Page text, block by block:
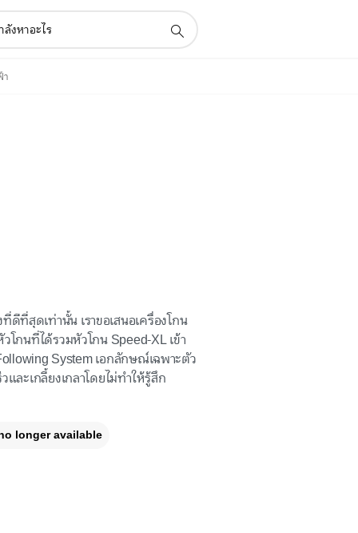
ที่สุดเท่านั้น เราขอเสนอเครื่องโกน
กนที่ได้รวมหัวโกน Speed-XL เข้า
System เอกลักษณ์เฉพาะตัว
ละเกลี้ยงเกลาโดยไม่ทำให้รู้สึก
longer available